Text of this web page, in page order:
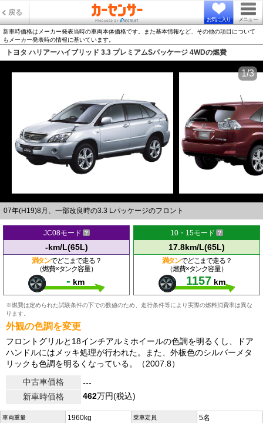
戻る
お気に入り メニュー
新車時価格はメーカー発表当時の車両本体価格です。また基本情報など、その他の項目について
もメーカー発表時の情報に基いています。
トヨタ ハリアーハイブリッド 3.3 プレミアムSパッケージ 4WDの燃費
07年(H19)8月、一部改良時の3.3 Lパッケージのフロント
1/3
JC08モード
-km/L(65L)
満タンでどこまで走る？
（燃費×タンク容量）
- km
10・15モード
17.8km/L(65L)
満タンでどこまで走る？
（燃費×タンク容量）
1157 km
※燃費は定められた試験条件の下での数値のため、走行条件等により実際の燃料消費率は異な
ります。
外観の色調を変更
フロントグリルと18インチアルミホイールの色調を明るくし、ドア
ハンドルにはメッキ処理が行われた。また、外板色のシルバーメタ
リックも色調を明るくなっている。（2007.8）
中古車価格
---
新車時価格
462万円(税込)
車両重量 1960kg 乗車定員 5名